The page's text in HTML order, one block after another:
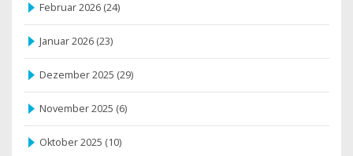
Februar 2026 (24)
Januar 2026 (23)
Dezember 2025 (29)
November 2025 (6)
Oktober 2025 (10)